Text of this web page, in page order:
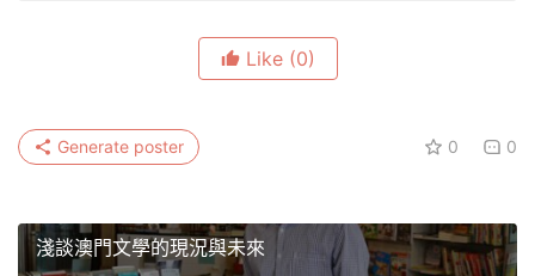
Like (0)
0 0
Generate poster
淺談澳門文學的現況與未來